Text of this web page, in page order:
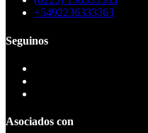
+5492236333363
Seguinos
Asociados con